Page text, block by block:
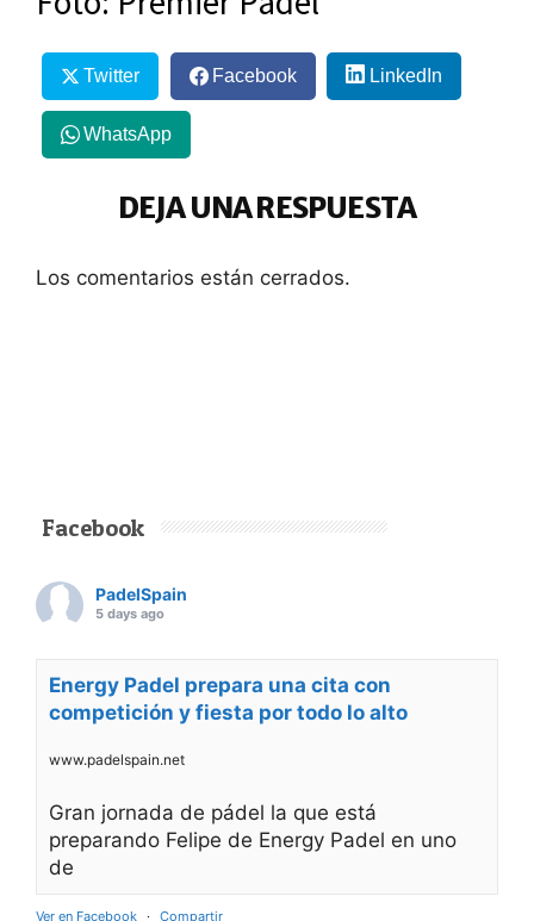
Twitter Facebook LinkedIn
WhatsApp
DEJA UNA RESPUESTA
Los comentarios están cerrados.
Facebook
PadelSpain
5 days ago
Energy Padel prepara una cita con
competición y fiesta por todo lo alto
www.padelspain.net
Gran jornada de pádel la que está
preparando Felipe de Energy Padel en uno
de
Ver en Facebook · Compartir